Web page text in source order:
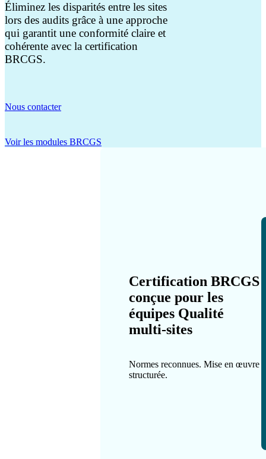
Éliminez les disparités entre les sites
lors des audits grâce à une approche
qui garantit une conformité claire et
cohérente avec la certification
BRCGS.
Nous contacter
Voir les modules BRCGS
Certification BRCGS
conçue pour les
équipes Qualité
multi-sites
Normes reconnues. Mise en œuvre
structurée.